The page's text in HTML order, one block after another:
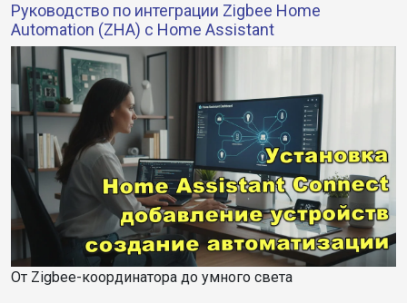
Руководство по интеграции Zigbee Home
Automation (ZHA) с Home Assistant
От Zigbee-координатора до умного света